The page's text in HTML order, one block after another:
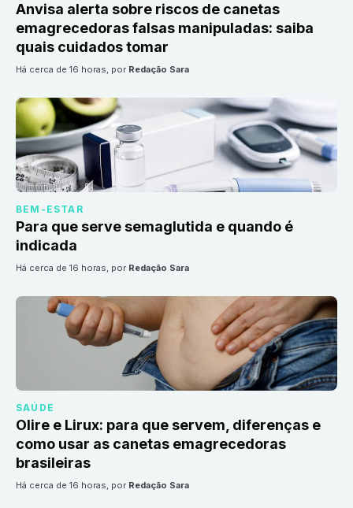
Anvisa alerta sobre riscos de canetas
emagrecedoras falsas manipuladas: saiba
quais cuidados tomar
há cerca de 16 horas, por Redação Sara
BEM-ESTAR
Para que serve semaglutida e quando é
indicada
há cerca de 16 horas, por Redação Sara
SAÚDE
Olire e Lirux: para que servem, diferenças e
como usar as canetas emagrecedoras
brasileiras
há cerca de 16 horas, por Redação Sara